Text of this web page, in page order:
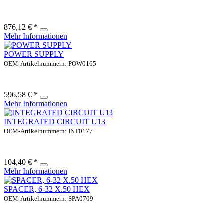
876,12 € *
Mehr Informationen
POWER SUPPLY
OEM-Artikelnummern: POW0165
596,58 € *
Mehr Informationen
INTEGRATED CIRCUIT U13
OEM-Artikelnummern: INT0177
104,40 € *
Mehr Informationen
SPACER, 6-32 X.50 HEX
OEM-Artikelnummern: SPA0709